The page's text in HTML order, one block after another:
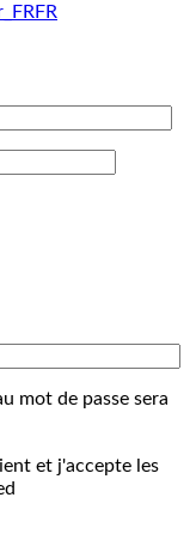
FR
mot de passe sera
et j'accepte les